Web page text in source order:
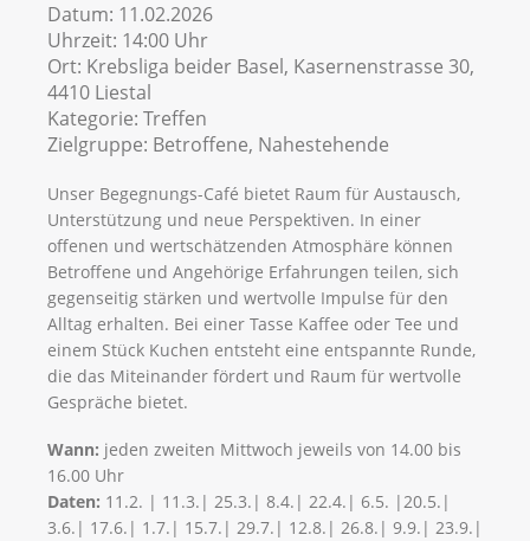
Datum: 11.02.2026
Uhrzeit: 14:00 Uhr
Ort: Krebsliga beider Basel, Kasernenstrasse 30,
4410 Liestal
Kategorie: Treffen
Zielgruppe: Betroffene, Nahestehende
Unser Begegnungs-Café bietet Raum für Austausch,
Unterstützung und neue Perspektiven. In einer
offenen und wertschätzenden Atmosphäre können
Betroffene und Angehörige Erfahrungen teilen, sich
gegenseitig stärken und wertvolle Impulse für den
Alltag erhalten. Bei einer Tasse Kaffee oder Tee und
einem Stück Kuchen entsteht eine entspannte Runde,
die das Miteinander fördert und Raum für wertvolle
Gespräche bietet.
Wann: jeden zweiten Mittwoch jeweils von 14.00 bis
16.00 Uhr
Daten: 11.2. | 11.3.| 25.3.| 8.4.| 22.4.| 6.5. |20.5.|
3.6.| 17.6.| 1.7.| 15.7.|​​​​​​​ 29.7.|​​​​​​​ 12.8.|​​​​​​​ 26.8.| 9.9.| 23.9.|​​​​​​​